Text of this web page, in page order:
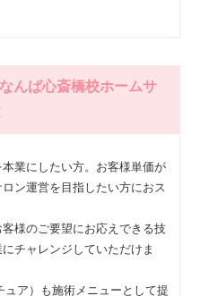
んば心斎橋校ホームサ
業にしたい方。お客様単価が
ン運営を目指したい方におス
様のご要望にお応えできる技
チャレンジしていただけま
ア）も施術メニューとして提